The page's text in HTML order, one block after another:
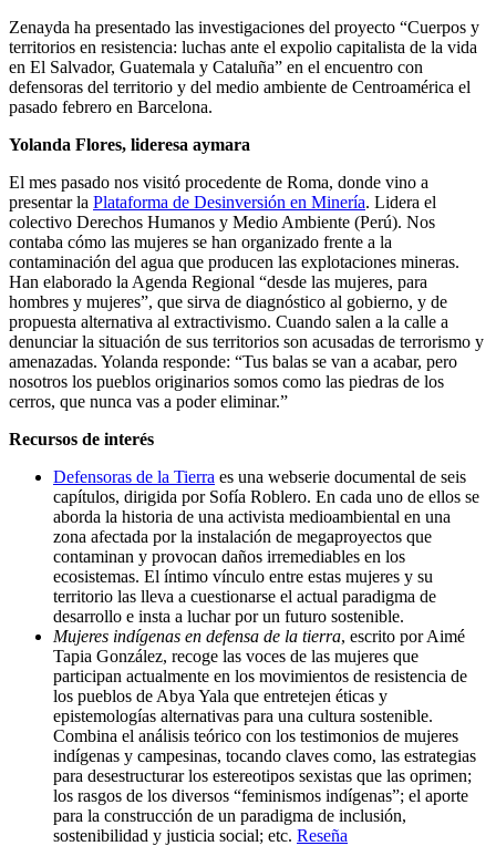
Zenayda ha presentado las investigaciones del proyecto “Cuerpos y
territorios en resistencia: luchas ante el expolio capitalista de la vida
en El Salvador, Guatemala y Cataluña” en el encuentro con
defensoras del territorio y del medio ambiente de Centroamérica el
pasado febrero en Barcelona.
Yolanda Flores, lideresa aymara
El mes pasado nos visitó procedente de Roma, donde vino a
presentar la Plataforma de Desinversión en Minería. Lidera el
colectivo Derechos Humanos y Medio Ambiente (Perú). Nos
contaba cómo las mujeres se han organizado frente a la
contaminación del agua que producen las explotaciones mineras.
Han elaborado la Agenda Regional “desde las mujeres, para
hombres y mujeres”, que sirva de diagnóstico al gobierno, y de
propuesta alternativa al extractivismo. Cuando salen a la calle a
denunciar la situación de sus territorios son acusadas de terrorismo y
amenazadas. Yolanda responde: “Tus balas se van a acabar, pero
nosotros los pueblos originarios somos como las piedras de los
cerros, que nunca vas a poder eliminar.”
Recursos de interés
Defensoras de la Tierra es una webserie documental de seis
capítulos, dirigida por Sofía Roblero. En cada uno de ellos se
aborda la historia de una activista medioambiental en una
zona afectada por la instalación de megaproyectos que
contaminan y provocan daños irremediables en los
ecosistemas. El íntimo vínculo entre estas mujeres y su
territorio las lleva a cuestionarse el actual paradigma de
desarrollo e insta a luchar por un futuro sostenible.
Mujeres indígenas en defensa de la tierra, escrito por Aimé
Tapia González, recoge las voces de las mujeres que
participan actualmente en los movimientos de resistencia de
los pueblos de Abya Yala que entretejen éticas y
epistemologías alternativas para una cultura sostenible.
Combina el análisis teórico con los testimonios de mujeres
indígenas y campesinas, tocando claves como, las estrategias
para desestructurar los estereotipos sexistas que las oprimen;
los rasgos de los diversos “feminismos indígenas”; el aporte
para la construcción de un paradigma de inclusión,
sostenibilidad y justicia social; etc. Reseña